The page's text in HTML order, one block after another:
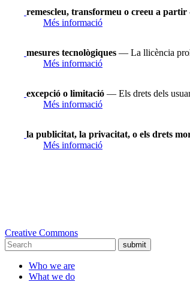
remescleu, transformeu o creeu a partir
Més informació
mesures tecnològiques — La llicència
Més informació
excepció o limitació — Els drets dels
Més informació
la publicitat, la privacitat, o els drets
Més informació
Creative Commons
submit
Who we are
What we do